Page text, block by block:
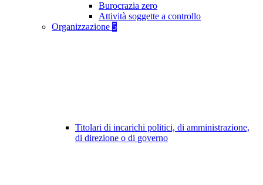
Burocrazia zero
Attività soggette a controllo
Organizzazione 5
Titolari di incarichi politici, di amministrazione,
di direzione o di governo